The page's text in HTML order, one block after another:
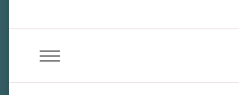
SOS Bulle d'Amour